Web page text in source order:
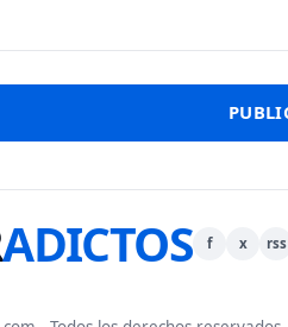
ADICTOS f x rss